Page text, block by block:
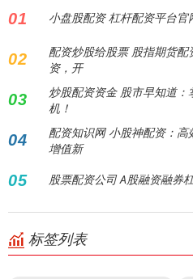
01 小盘股配资 杠杆配资平台官
02
配资炒股给股票 股指期货
资，开
03
炒股配资资金 股市早知道
机！
04
配资知识网 小股神配资：
增值新
05 股票配资公司 A股融资融券
标签列表